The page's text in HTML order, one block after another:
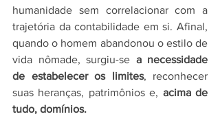
humanidade sem correlacionar com a
trajetória da contabilidade em si. Afinal,
quando o homem abandonou o estilo de
vida nômade, surgiu-se a necessidade
de estabelecer os limites, reconhecer
suas heranças, patrimônios e, acima de
tudo, domínios.